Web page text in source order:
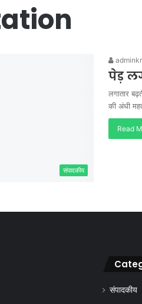
संपादकीय
पेड़
लगातार
की अंधी
Read
संपादकीय